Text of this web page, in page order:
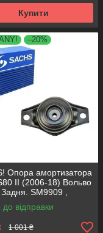
Купити
–20%
Опора амортизатора
II (2006-18) Вольво
SM9909 ,
, KB952.10 ,
до відправки
1 001 ₴